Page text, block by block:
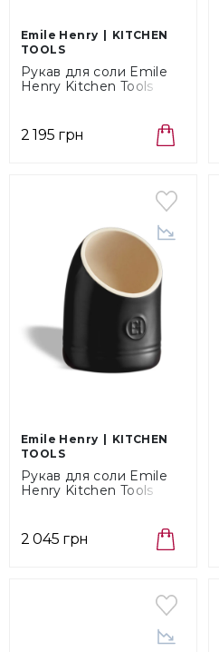
Emile Henry
KITCHEN
TOOLS
Рукав для соли Emile
Henry Kitchen Tools
2 195 грн
Emile Henry
KITCHEN
TOOLS
Рукав для соли Emile
Henry Kitchen Tools
2 045 грн